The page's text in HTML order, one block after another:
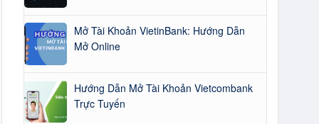
Mở Tài Khoản VietinBank: Hướng Dẫn
Mở Online
Hướng Dẫn Mở Tài Khoản Vietcombank
Trực Tuyến